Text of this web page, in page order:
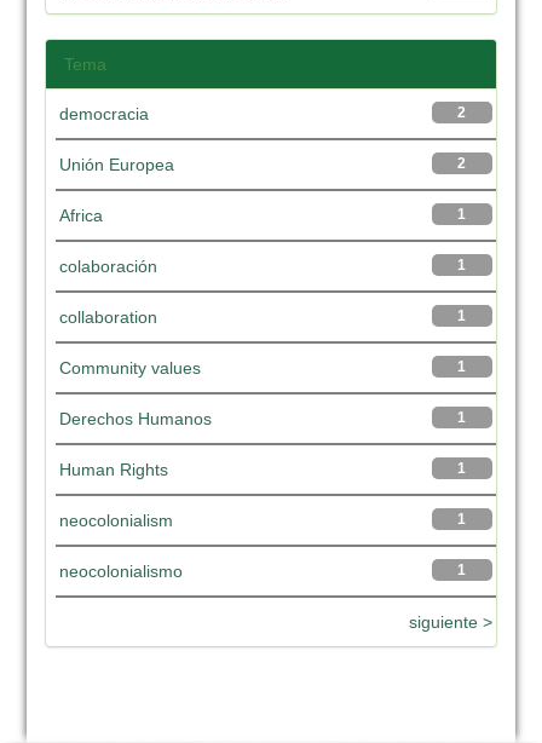
Tema
2
democracia
2
Unión Europea
1
Africa
1
colaboración
1
collaboration
1
Community values
1
Derechos Humanos
1
Human Rights
1
neocolonialism
1
neocolonialismo
siguiente >